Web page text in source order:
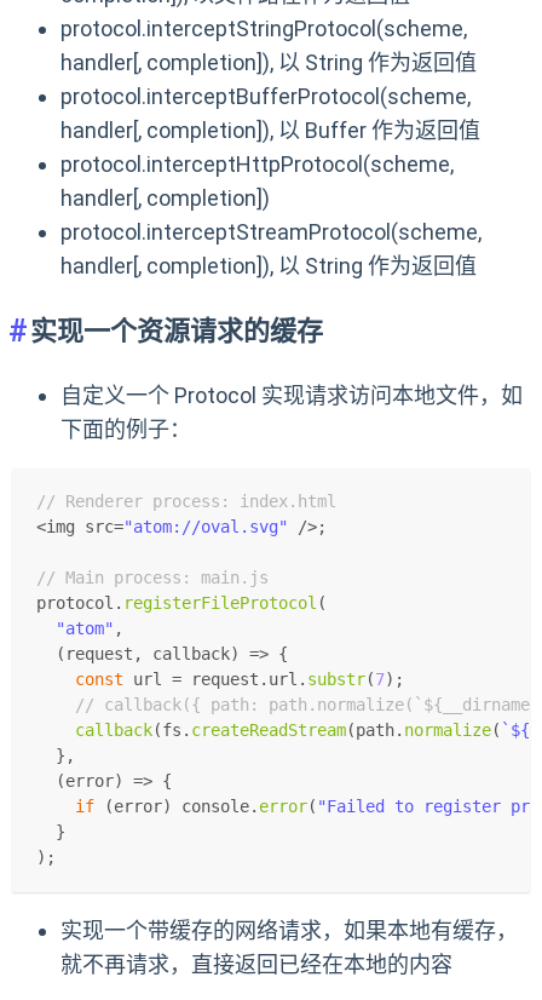
protocol.interceptStringProtocol(scheme,
handler[, completion]), 以 String 作为返回值
protocol.interceptBufferProtocol(scheme,
handler[, completion]), 以 Buffer 作为返回值
protocol.interceptHttpProtocol(scheme,
handler[, completion])
protocol.interceptStreamProtocol(scheme,
handler[, completion]), 以 String 作为返回值
实现一个资源请求的缓存
自定义一个 Protocol 实现请求访问本地文件，如
下面的例子：
// Renderer process: index.html
<img src="atom://oval.svg" />;
// Main process: main.js
protocol. registerFileProtocol (
"atom" ,
( request, callback) => {
const url = request. url . substr(7);
// callback({ path:
callback(fs. createReadStream(path. normalize( `
  },
(error) => {
if (error) console. error( "Failed to register
  }
);
实现一个带缓存的网络请求，如果本地有缓存，
就不再请求，直接返回已经在本地的内容